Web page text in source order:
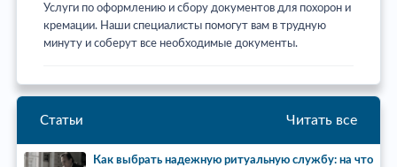
Услуги по оформлению и сбору документов для похорон и
кремации. Наши специалисты помогут вам в трудную
минуту и соберут все необходимые документы.
Статьи Читать все
Как выбрать надежную ритуальную службу: на что